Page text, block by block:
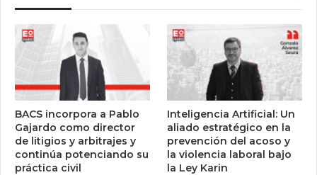
BACS incorpora a Pablo
Gajardo como director
de litigios y arbitrajes y
continúa potenciando su
práctica civil
Inteligencia Artificial: Un
aliado estratégico en la
prevención del acoso y
la violencia laboral bajo
la Ley Karin